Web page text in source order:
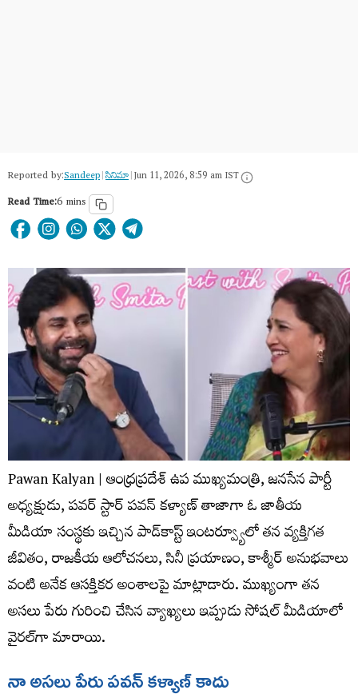
Reported by:Sandeep|సినిమా|Jun 11, 2026, 8:59 am IST
Read Time:6 mins
Pawan Kalyan | ఆంధ్రప్రదేశ్ ఉప ముఖ్యమంత్రి, జనసేన పార్టీ
అధ్యక్షుడు, పవర్ స్టార్ పవన్ కళ్యాణ్ తాజాగా ఓ జాతీయ
మీడియా సంస్థకు ఇచ్చిన పాడ్‌కాస్ట్ ఇంటర్వ్యూలో తన వ్యక్తిగత
జీవితం, రాజకీయ ఆలోచనలు, సినీ ప్రయాణం, కాశ్మీర్ అనుభవాలు
వంటి అనేక ఆసక్తికర అంశాలపై మాట్లాడారు. ముఖ్యంగా తన
అసలు పేరు గురించి చేసిన వ్యాఖ్యలు ఇప్పుడు సోషల్ మీడియాలో
వైరల్‌గా మారాయి.
నా అసలు పేరు పవన్ కళ్యాణ్ కాదు